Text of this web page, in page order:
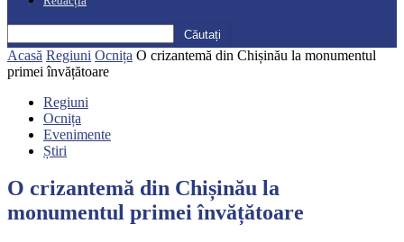
Acasă Regiuni Ocnița O crizantemă din Chișinău la monumentul
primei învățătoare
Regiuni
Ocnița
Evenimente
Știri
O crizantemă din Chișinău la
monumentul primei învățătoare